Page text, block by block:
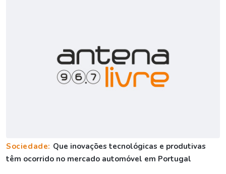
Sociedade: Que inovações tecnológicas e produtivas
têm ocorrido no mercado automóvel em Portugal